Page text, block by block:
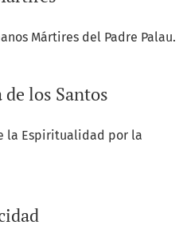
Mártires del Padre Palau.
los Santos
la Espiritualidad por la